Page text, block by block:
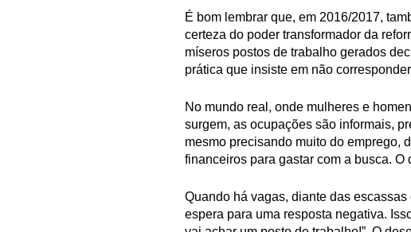
É bom lembrar que, em 2016/2017,
certeza do poder transformador da
míseros postos de trabalho gerados
prática que insiste em não
No mundo real, onde mulheres e
surgem, as ocupações são informais,
mesmo precisando muito do emprego,
financeiros para gastar com a busca.
Quando há vagas, diante das
espera para uma resposta negativa.